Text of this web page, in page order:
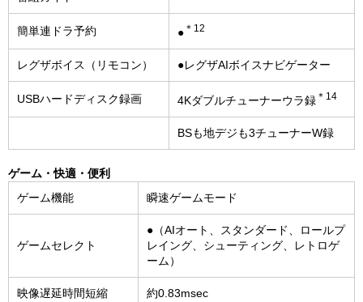
簡単連ドラ予約 ● ＊12
レグザボイス（リモコン） ●レグザAIボイスナビゲーター
USBハードディスク録画 4Kダブルチューナーウラ録 ＊14
BSも地デジも3チューナーW録
ゲーム・快適・便利
ゲーム機能
瞬速ゲームモード
ゲームセレクト
●（AIオート、スタンダード、ロールプ
レイング、シューティング、レトロゲ
ーム）
映像遅延時間短縮 約0.83msec